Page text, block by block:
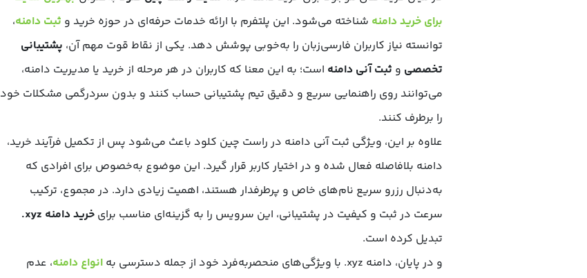
برای خرید دامنه شناخته می‌شود. این پلتفرم با ارائه خدمات حرفه‌ای در حوزه خرید و ثبت دامنه،
توانسته نیاز کاربران فارسی‌زبان را به‌خوبی پوشش دهد. یکی از نقاط قوت مهم آن، پشتیبانی
تخصصی و ثبت آنی دامنه است؛ به این معنا که کاربران در هر مرحله از خرید یا مدیریت دامنه،
می‌توانند روی راهنمایی سریع و دقیق تیم پشتیبانی حساب کنند و بدون سردرگمی مشکلات خود
را برطرف کنند.
علاوه بر این، ویژگی ثبت آنی دامنه در راست چین کلود باعث می‌شود پس از تکمیل فرآیند خرید،
دامنه بلافاصله فعال شده و در اختیار کاربر قرار گیرد. این موضوع به‌خصوص برای افرادی که
به‌دنبال رزرو سریع نام‌های خاص و پرطرفدار هستند، اهمیت زیادی دارد. در مجموع، ترکیب
سرعت در ثبت و کیفیت در پشتیبانی، این سرویس را به گزینه‌ای مناسب برای خرید دامنه ‎.xyz‎
تبدیل کرده است.
و در پایان، دامنه xyz. با ویژگی‌های منحصربه‌فرد خود از جمله دسترسی به
انواع دامنه، عدم